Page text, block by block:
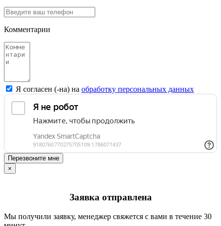
Комментарии
Я согласен (-на) на обработку персональных данных
Перезвоните мне
×
Заявка отправлена
Мы получили заявку, менеджер свяжется с вами в течение 30